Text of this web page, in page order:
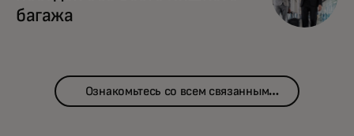
багажа
Ознакомьтесь со всем связанным